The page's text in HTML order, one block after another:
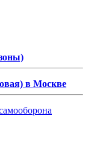
в Москве